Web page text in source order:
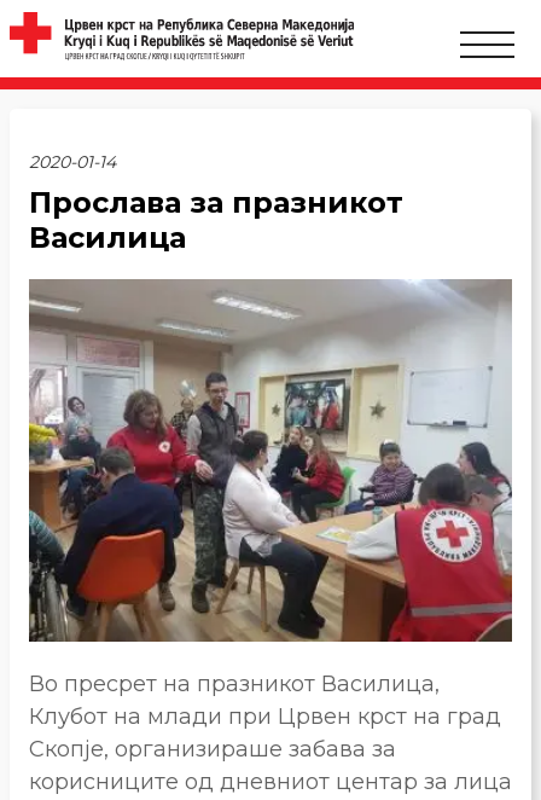
2020-01-14
Прослава за празникот
Василица
Во пресрет на празникот Василица,
Клубот на млади при Црвен крст на град
Скопје, организираше забава за
корисниците од дневниот центар за лица